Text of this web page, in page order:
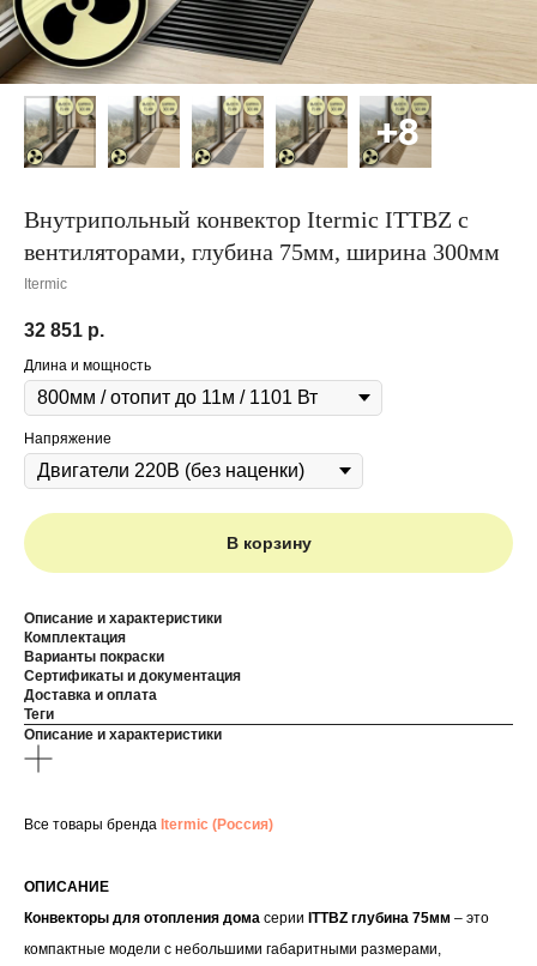
Внутрипольный конвектор Itermic ITTBZ с
вентиляторами, глубина 75мм, ширина 300мм
Itermic
32 851 р.
Длина и мощность
Напряжение
В корзину
Описание и характеристики
Комплектация
Варианты покраски
Сертификаты и документация
Доставка и оплата
Теги
Описание и характеристики
Все товары бренда Itermic (Россия)
ОПИСАНИЕ
Конвекторы для отопления дома серии ITTBZ глубина 75мм – это
компактные модели с небольшими габаритными размерами,